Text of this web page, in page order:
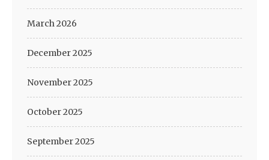
March 2026
December 2025
November 2025
October 2025
September 2025